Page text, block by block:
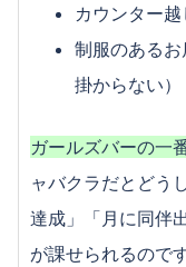
忙しいって本
注意点
楽そうと思っ
求人を見る前
ツいバイトま
高い時給が魅
するの？
カウンター
制服のある
掛からない）
ガールズバーの一
ャバクラだとどう
達成」「月に同伴
が課せられるので